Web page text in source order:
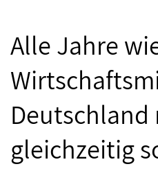
Alle Jahre
gleichzeitig